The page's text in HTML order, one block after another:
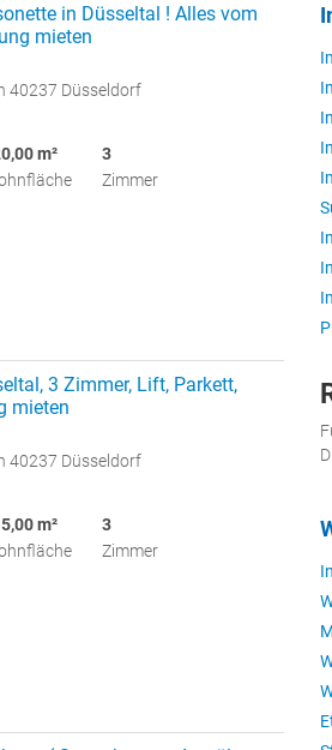
in Düsseltal ! Alles vom
mieten
40237 Düsseldorf
m²
3
Zimmer
3 Zimmer, Lift, Parkett,
mieten
40237 Düsseldorf
m²
3
Zimmer